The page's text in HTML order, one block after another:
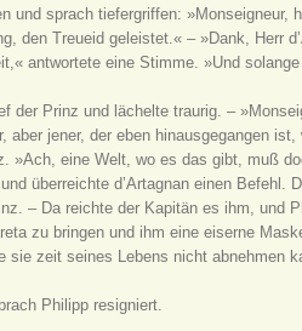
und sprach tiefergriffen:
den Treueid geleistet.« – »Dank, Herr
antwortete eine Stimme. »Und
der Prinz und lächelte traurig. –
aber jener, der eben hinausgegangen
»Ach, eine Welt, wo es das gibt, muß
überreichte d’Artagnan einen
– Da reichte der Kapitän es ihm, und
zu bringen und ihm eine eiserne
sie zeit seines Lebens nicht abnehmen
Philipp resigniert.